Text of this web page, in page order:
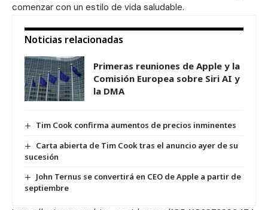
comenzar con un estilo de vida saludable.
Noticias relacionadas
Primeras reuniones de Apple y la
Comisión Europea sobre Siri AI y
la DMA
Tim Cook confirma aumentos de precios inminentes
Carta abierta de Tim Cook tras el anuncio ayer de su
sucesión
John Ternus se convertirá en CEO de Apple a partir de
septiembre